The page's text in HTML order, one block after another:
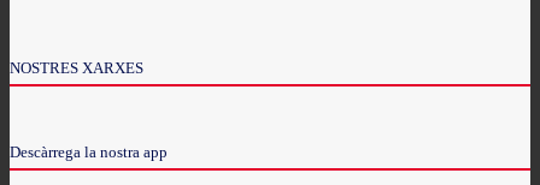
NOSTRES XARXES
Descàrrega la nostra app